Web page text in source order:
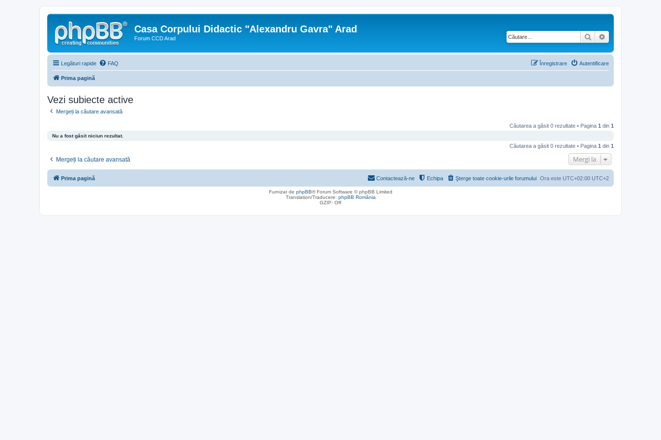
Casa Corpului Didactic "Alexandru Gavra" Arad
Forum CCD Arad Căutare
Legături rapide FAQ Autentificare
Înregistrare
Prima pagină
Vezi subiecte active
Mergeți la căutare avansată
Căutarea a găsit 0 rezultate • Pagina 1 din 1
Nu a fost găsit niciun rezultat.
Căutarea a găsit 0 rezultate • Pagina 1 din 1
Mergeți la căutare avansată Mergi la
Prima pagină Ora este UTC+02:00 UTC+2
Şterge toate cookie-urile forumului
Echipa
Contactează-ne
Furnizat de phpBB® Forum Software © phpBB Limited
Translation/Traducere: phpBB România
GZIP: Off